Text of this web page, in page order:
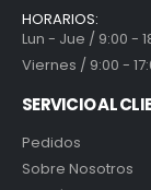
HORARIOS:
Lun - Jue / 9:00 -
Viernes / 9:00 -
SERVICIO AL
Pedidos
Sobre Nosotros